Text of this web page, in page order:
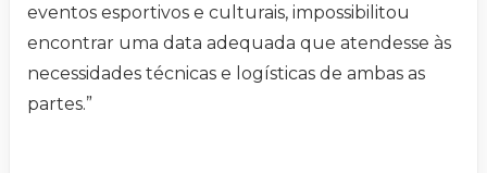
eventos esportivos e culturais, impossibilitou
encontrar uma data adequada que atendesse às
necessidades técnicas e logísticas de ambas as
partes.”